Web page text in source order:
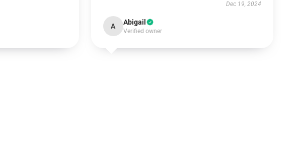
Dec 19, 2024
A Abigail
Verified owner